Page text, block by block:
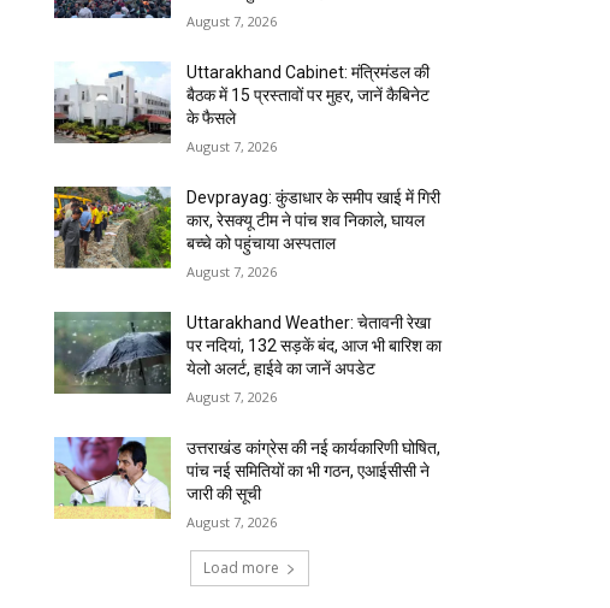
August 7, 2026
Uttarakhand Cabinet: मंत्रिमंडल की
बैठक में 15 प्रस्तावों पर मुहर, जानें कैबिनेट
के फैसले
August 7, 2026
Devprayag: कुंडाधार के समीप खाई में गिरी
कार, रेसक्यू टीम ने पांच शव निकाले, घायल
बच्चे को पहुंचाया अस्पताल
August 7, 2026
Uttarakhand Weather: चेतावनी रेखा
पर नदियां, 132 सड़कें बंद, आज भी बारिश का
येलो अलर्ट, हाईवे का जानें अपडेट
August 7, 2026
उत्तराखंड कांग्रेस की नई कार्यकारिणी घोषित,
पांच नई समितियों का भी गठन, एआईसीसी ने
जारी की सूची
August 7, 2026
Load more